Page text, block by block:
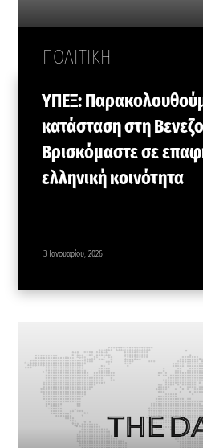
ΠΟΛΙΤΙΚΗ
ΥΠΕΞ:
κατάσταση στη
Βρισκόμαστε σε
ελληνική κοινότητα
3 Ιανουαρίου, 2026